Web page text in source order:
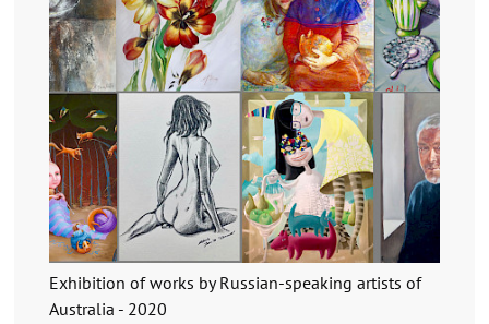
Exhibition of works by Russian-speaking artists of
Australia - 2020